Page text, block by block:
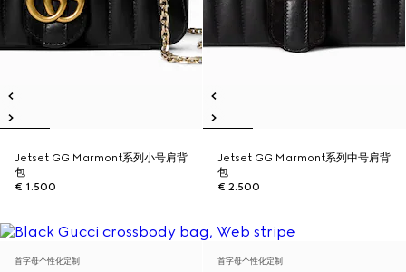
Jetset GG Marmont系列小号肩背
包
€ 1.500
Jetset GG Marmont系列中号肩背
包
€ 2.500
首字母个性化定制 首字母个性化定制